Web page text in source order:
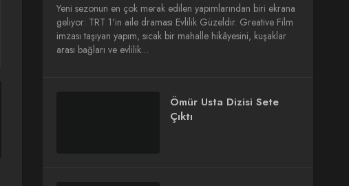
Yeni sezonun en çok merak edilen yapımlarından biri ekrana
geliyor: TRT 1'in aile draması Evlilik Güzeldir. Greative Film
imzası taşıyan yapım, sıcak bir mahalle hikâyesini, kuşaklar
arası bağları ve evlilik…
Ömür Usta Dizisi Sete
Çıktı